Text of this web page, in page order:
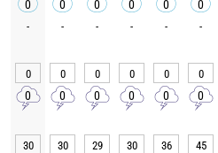
0 0 0 0 0 0
- - - - - -
0 0 0 0 0 0
0 0 0 0 0 0
30 30 29 30 36 45